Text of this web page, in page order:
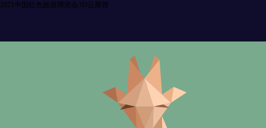
2021中国红色旅游博览会3D云展馆